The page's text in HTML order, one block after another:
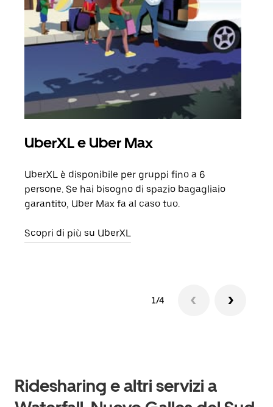
UberXL e Uber Max
UberXL è disponibile per gruppi fino a 6
persone. Se hai bisogno di spazio bagagliaio
garantito, Uber Max fa al caso tuo.
Scopri di più su UberXL
1/4
Ridesharing e altri servizi a